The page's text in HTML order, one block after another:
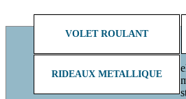
VOLET ROULANT
RIDEAUX METALLIQUE